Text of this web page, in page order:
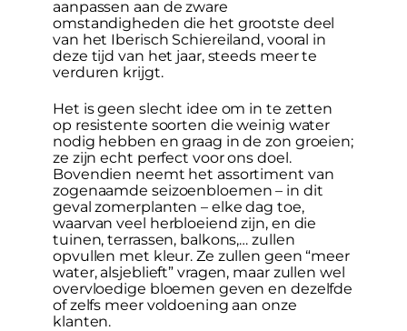
aanpassen aan de zware
omstandigheden die het grootste deel
van het Iberisch Schiereiland, vooral in
deze tijd van het jaar, steeds meer te
verduren krijgt.
Het is geen slecht idee om in te zetten
op resistente soorten die weinig water
nodig hebben en graag in de zon groeien;
ze zijn echt perfect voor ons doel.
Bovendien neemt het assortiment van
zogenaamde seizoenbloemen – in dit
geval zomerplanten – elke dag toe,
waarvan veel herbloeiend zijn, en die
tuinen, terrassen, balkons,… zullen
opvullen met kleur. Ze zullen geen “meer
water, alsjeblieft” vragen, maar zullen wel
overvloedige bloemen geven en dezelfde
of zelfs meer voldoening aan onze
klanten.